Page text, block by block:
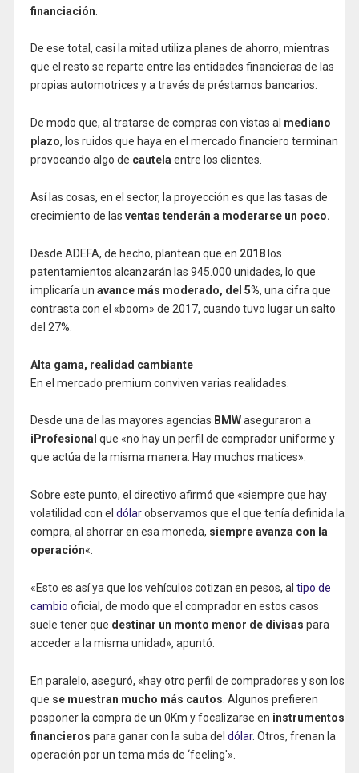
financiación
De ese total, casi la mitad utiliza planes de ahorro, mientras
que el resto se reparte entre las entidades financieras de las
propias automotrices y a través de préstamos bancarios.
De modo que, al tratarse de compras con vistas al mediano
plazo, los ruidos que haya en el mercado financiero terminan
provocando algo de cautelaentre los clientes.
Así las cosas, en el sector, la proyección es que las tasas de
crecimiento de las ventas tenderán a moderarse un poco.
Desde ADEFA, de hecho, plantean que en 2018 los
patentamientos alcanzarán las 945.000 unidades, lo que
implicaría un avance más moderado, del 5%, una cifra que
contrasta con el «boom» de 2017, cuando tuvo lugar un salto
del 27%.
Alta gama, realidad cambiante
En el mercado premium conviven varias realidades.
Desde una de las mayores agencias BMWaseguraron a
iProfesional que «no hay un perfil de comprador uniforme y
que actúa de la misma manera. Hay muchos matices».
Sobre este punto, el directivo afirmó que «siempre que hay
volatilidad con el dólarobservamos que el que tenía definida la
compra, al ahorrar en esa moneda, siempre avanza con la
operación«.
«Esto es así ya que los vehículos cotizan en pesos, al tipo de
cambio oficial, de modo que el comprador en estos casos
suele tener que destinar un monto menor de divisas para
acceder a la misma unidad», apuntó.
En paralelo, aseguró, «hay otro perfil de compradores y son los
que se muestran mucho más cautos . Algunos prefieren
posponer la compra de un 0Km y focalizarse en instrumentos
financieros para ganar con la suba del dólar. Otros, frenan la
operación por un tema más de ‘feeling'».